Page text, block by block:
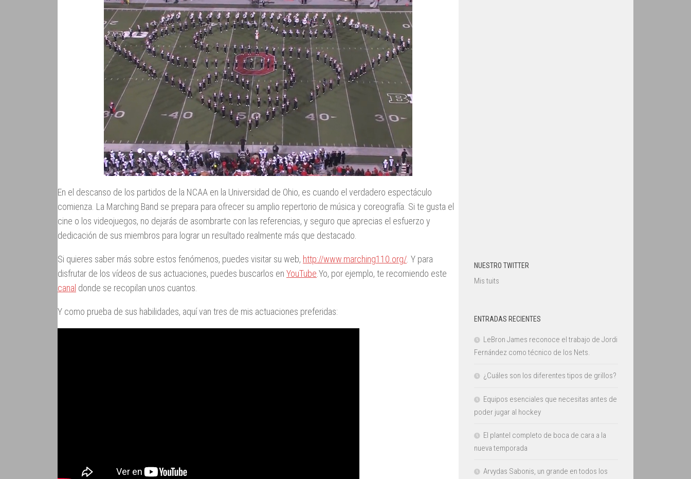
En el descanso de los partidos de la NCAA en la Universidad de Ohio, es cuando el verdadero espectáculo
comienza. La Marching Band se prepara para ofrecer su amplio repertorio de música y coreografía. Si te gusta el
cine o los videojuegos, no dejarás de asombrarte con las referencias, y seguro que aprecias el esfuerzo y
dedicación de sus miembros para lograr un resultado realmente más que destacado.
Si quieres saber más sobre estos fenómenos, puedes visitar su web, http://www.marching110.org/. Y para
disfrutar de los vídeos de sus actuaciones, puedes buscarlos en YouTube.Yo, por ejemplo, te recomiendo este
canal donde se recopilan unos cuantos.
Y como prueba de sus habilidades, aquí van tres de mis actuaciones preferidas:
NUESTRO TWITTER
Mis tuits
ENTRADAS RECIENTES
LeBron James reconoce el trabajo de Jordi
Fernández como técnico de los Nets.
¿Cuáles son los diferentes tipos de grillos?
Equipos esenciales que necesitas antes de
poder jugar al hockey
El plantel completo de boca de cara a la
nueva temporada
Arvydas Sabonis, un grande en todos los